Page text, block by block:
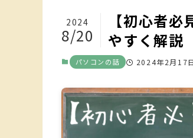
【初心者
やすく解説
2024
8/20
パソコンの話 2024年2月17